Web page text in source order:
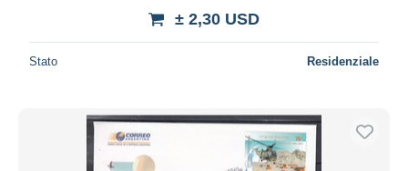
± 2,30 USD
Stato Residenziale